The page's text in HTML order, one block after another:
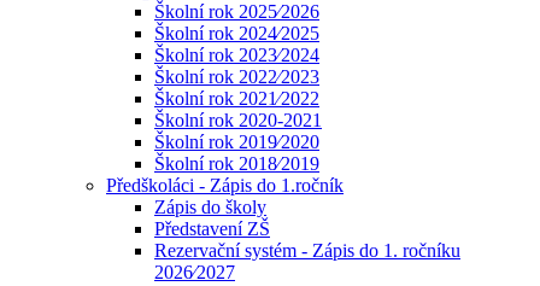
Školní rok 2025⁄2026
Školní rok 2024⁄2025
Školní rok 2023⁄2024
Školní rok 2022⁄2023
Školní rok 2021⁄2022
Školní rok 2020-2021
Školní rok 2019⁄2020
Školní rok 2018⁄2019
Předškoláci - Zápis do 1.ročník
Zápis do školy
Představení ZŠ
Rezervační systém - Zápis do 1. ročníku
2026⁄2027